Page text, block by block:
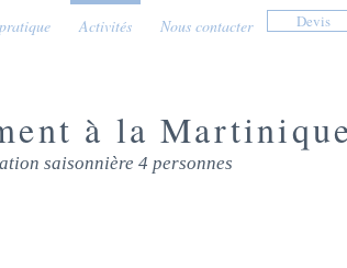
Activités Nous contacter Devis
à la
saisonnière 4 personnes